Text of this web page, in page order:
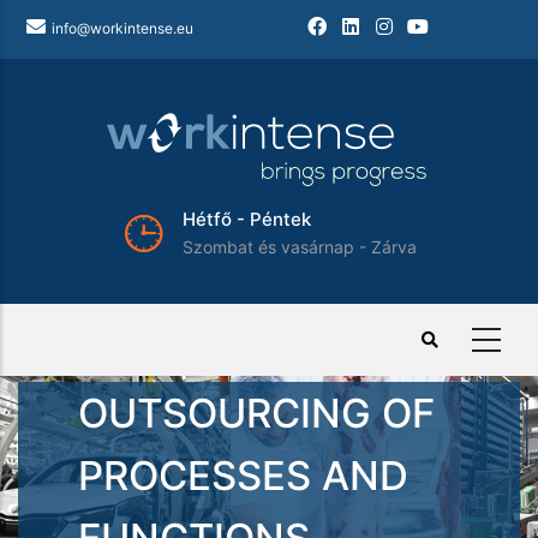
Ugrás
info@workintense.eu
Hétfő - Péntek
Szombat és vasárnap - Zárva
OUTSOURCING OF
PROCESSES AND